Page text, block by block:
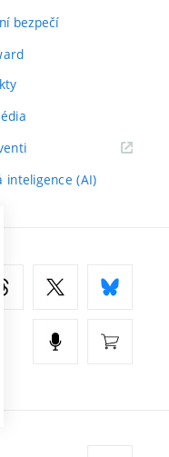
bezpečí
(externí
inteligence (AI)